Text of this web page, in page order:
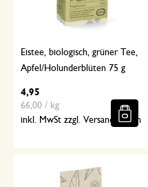
Eistee, biologisch, grüner Tee,
Apfel/Holunderblüten 75 g
4,95
66,00 / kg
inkl. MwSt zzgl. Versandkosten